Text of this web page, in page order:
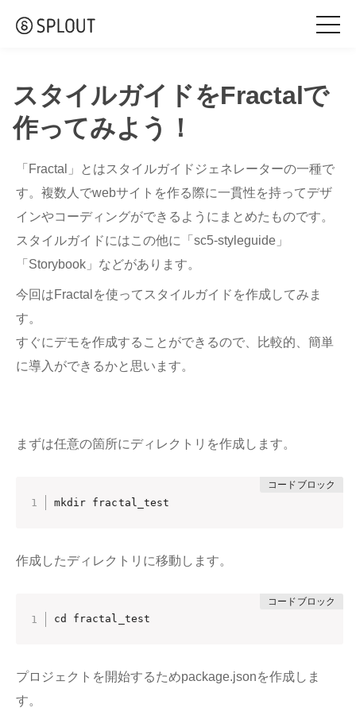
スタイルガイドをFractalで
作ってみよう！
「Fractal」とはスタイルガイドジェネレーターの一種で
す。複数人でwebサイトを作る際に一貫性を持ってデザ
インやコーディングができるようにまとめたものです。
スタイルガイドにはこの他に「sc5-styleguide」
「Storybook」などがあります。
今回はFractalを使ってスタイルガイドを作成してみま
す。
すぐにデモを作成することができるので、比較的、簡単
に導入ができるかと思います。
まずは任意の箇所にディレクトリを作成します。
mkdir fractal_test
作成したディレクトリに移動します。
cd fractal_test
プロジェクトを開始するためpackage.jsonを作成しま
す。